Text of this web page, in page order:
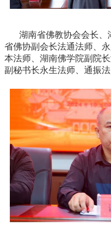
湖南省佛教协会会长、
省佛协副会长法通法师、
本法师、湖南佛学院副院
副秘书长永生法师、通振法